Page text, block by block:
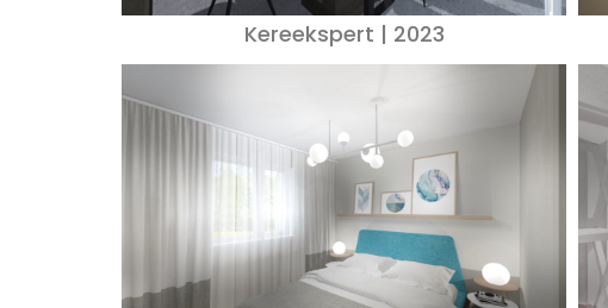
Kereekspert | 2023